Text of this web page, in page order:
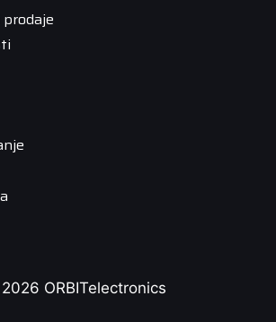
ORBITelectronics